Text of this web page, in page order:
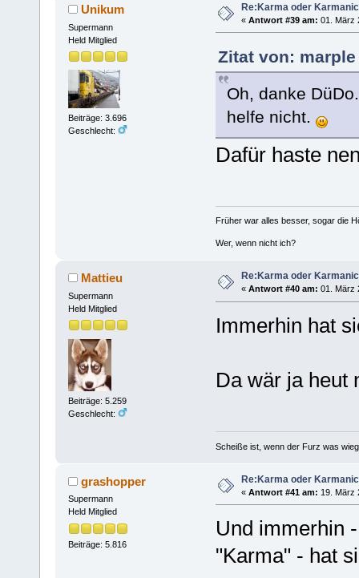
Unikum
Supermann
Held Mitglied
Beiträge: 3.696
Geschlecht:
Re:Karma oder
« Antwort #39 am: 01. März
Zitat von: marple
Oh, danke
helfe nicht.
Dafür haste
Früher war alles besser, sogar die
Wer, wenn nicht ich?
Mattieu
Supermann
Held Mitglied
Beiträge: 5.259
Geschlecht:
Re:Karma oder
« Antwort #40 am: 01. März
Immerhin hat
Da wär ja heut
Scheiße ist, wenn der Furz was
grashopper
Supermann
Held Mitglied
Beiträge: 5.816
Re:Karma oder
« Antwort #41 am: 19. März
Und immerhin
"Karma" - hat